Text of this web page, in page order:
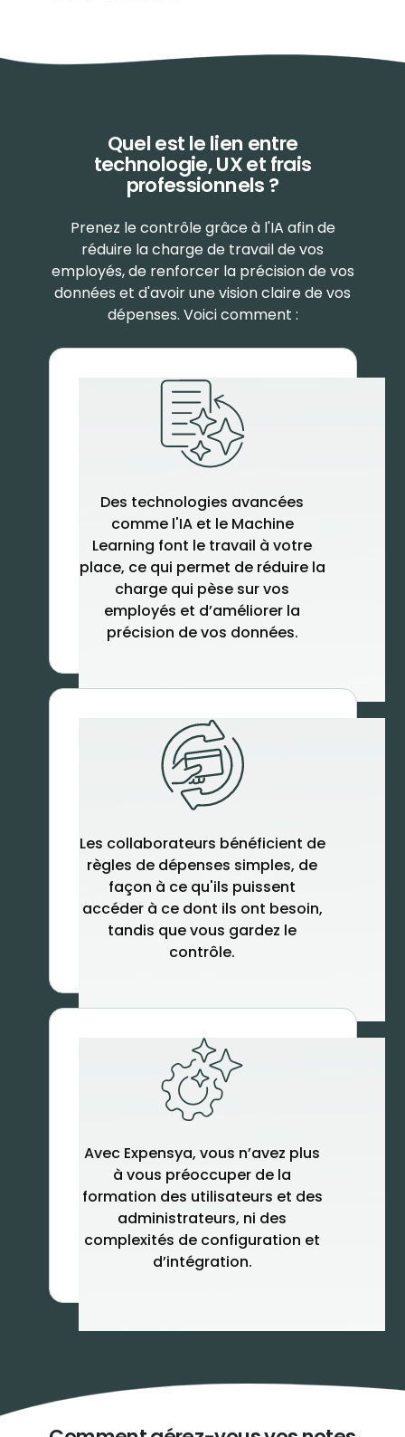
Quel est le lien entre
technologie,UX et frais
professionnels ?
Prenez le contrôle grâce à l'IA afin de
réduire la charge de travail de vos
employés, de renforcer la précision de vos
données et d'avoir une vision claire de vos
dépenses. Voici comment :
Des technologies avancées
comme l'IA et le Machine
Learning font le travail à votre
place, ce qui permet de réduire la
charge qui pèse sur vos
employés et d’améliorer la
précision de vos données.
Les collaborateurs bénéficient de
règles de dépenses simples, de
façon à ce qu'ils puissent
accéder à ce dont ils ont besoin,
tandis que vous gardez le
contrôle.
Avec Expensya, vous n’avez plus
à vous préoccuper de la
formation des utilisateurs et des
administrateurs, ni des
complexités de configuration et
d’intégration.